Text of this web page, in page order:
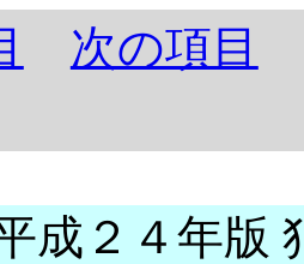
次の項目
成２４年版